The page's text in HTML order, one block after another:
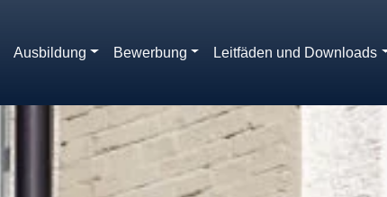
Ausbildung Bewerbung Leitfäden und Downloads